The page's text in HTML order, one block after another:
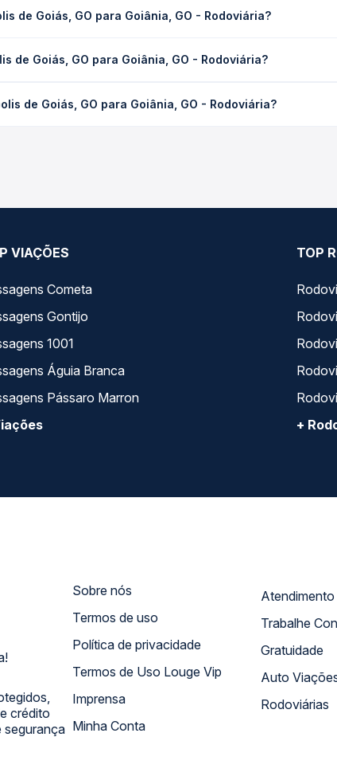
de Goiás, GO para Goiânia, GO - Rodoviária?
Na Quero Passagem você consulta os horários
de Goiás, GO para Goiânia, GO - Rodoviária?
você compara os preços de todas as viações em
de Goiás, GO para Goiânia, GO - Rodoviária?
VIAÇÕES
Cometa
Gontijo
1001
Águia Branca
Pássaro Marron
TOP
+
crédito
segurança
Sobre nós
Termos de uso
Política de privacidade
Termos de Uso Louge Vip
Imprensa
Minha Conta
Trabalhe
Gratuidade
Auto
Rodoviárias